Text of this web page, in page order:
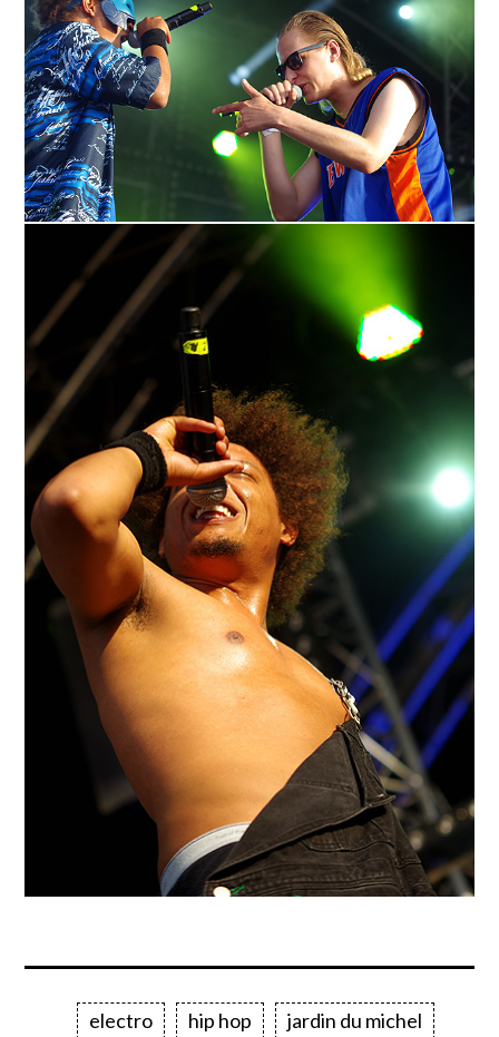
electro hip hop
jardin du michel